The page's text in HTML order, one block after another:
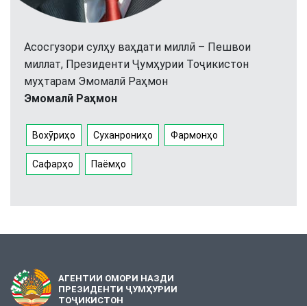
Асосгузори сулҳу ваҳдати миллӣ – Пешвои
миллат, Президенти Ҷумҳурии Тоҷикистон
муҳтарам Эмомалӣ Раҳмон
Эмомалӣ Раҳмон
Вохӯриҳо Суханрониҳо Фармонҳо
Сафарҳо Паёмҳо
АГЕНТИИ ОМОРИ НАЗДИ
ПРЕЗИДЕНТИ ҶУМҲУРИИ
ТОҶИКИСТОН